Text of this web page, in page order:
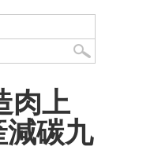
肉上
碳九